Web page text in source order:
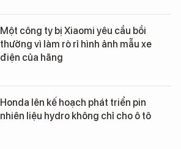
Một công ty bị Xiaomi yêu cầu bồi
thường vì làm rò rỉ hình ảnh mẫu xe
điện của hãng
Honda lên kế hoạch phát triển pin
nhiên liệu hydro không chỉ cho ô tô